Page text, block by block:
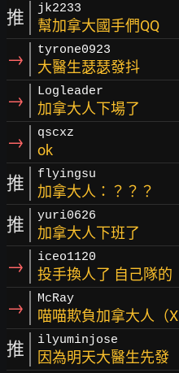
推 jk2233
幫加拿大國手們QQ
→ tyrone0923
大醫生瑟瑟發抖
→ Logleader
加拿大人下場了
→ qscxz
ok
推 flyingsu
加拿大人：？？？
推 yuri0626
加拿大人下班了
→ iceo1120
投手換人了 自己隊的
→ McRay
喵喵欺負加拿大人（X
推 ilyuminjose
因為明天大醫生先發